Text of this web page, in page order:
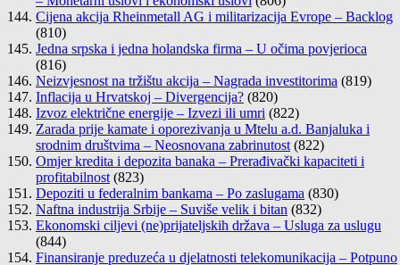
Cijena akcija Rheinmetall AG i militarizacija Evrope – Backlog
(810)
Jedna srpska i jedna holandska firma – U očima povjerioca
(816)
Neizvjesnost na tržištu akcija – Nagrada investitorima (819)
Inflacija u Hrvatskoj – Divergencija? (820)
Izvoz električne energije – Izvezi ili umri (822)
Zarada prije kamate i oporezivanja u Mtelu a.d. Banjaluka i
srodnim društvima – Neosnovana zabrinutost (822)
Omjer kredita i depozita banaka – Prerađivački kapaciteti i
profitabilnost (823)
Depoziti u federalnim bankama – Po zaslugama (830)
Naftna industrija Srbije – Suviše velik i bitan (832)
Ekonomski ciljevi (ne)prijateljskih država – Usluga za uslugu
(844)
Finansiranje preduzeća u djelatnosti telekomunikacija – Potpuno